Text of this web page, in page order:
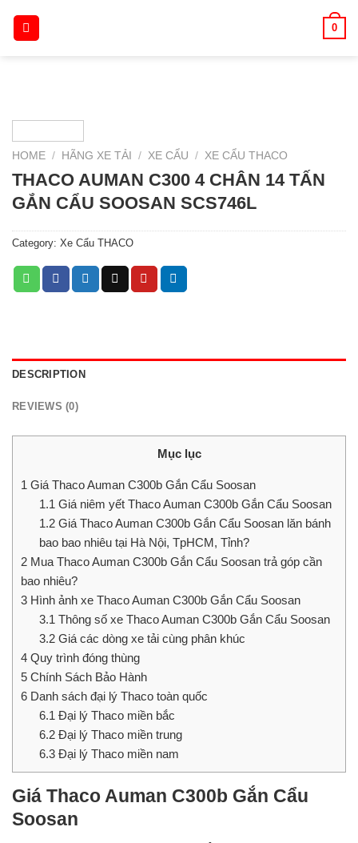
0
HOME / HÃNG XE TẢI / XE CẨU / XE CẨU THACO
THACO AUMAN C300 4 CHÂN 14 TẤN
GẮN CẨU SOOSAN SCS746L
Category: Xe Cẩu THACO
DESCRIPTION
REVIEWS (0)
Mục lục
1 Giá Thaco Auman C300b Gắn Cẩu Soosan
1.1 Giá niêm yết Thaco Auman C300b Gắn Cẩu Soosan
1.2Giá Thaco Auman C300b Gắn Cẩu Soosan lăn bánh
bao bao nhiêu tại Hà Nội, TpHCM, Tỉnh?
2 Mua Thaco Auman C300b Gắn Cẩu Soosan trả góp cần
bao nhiêu?
3 Hình ảnh xe Thaco Auman C300b Gắn Cẩu Soosan
3.1 Thông số xe Thaco Auman C300b Gắn Cẩu Soosan
3.2Giá các dòng xe tải cùng phân khúc
4 Quy trình đóng thùng
5 Chính Sách Bảo Hành
6 Danh sách đại lý Thaco toàn quốc
6.1 Đại lý Thaco miền bắc
6.2Đại lý Thaco miền trung
6.3Đại lý Thaco miền nam
Giá Thaco Auman C300b Gắn Cẩu
Soosan